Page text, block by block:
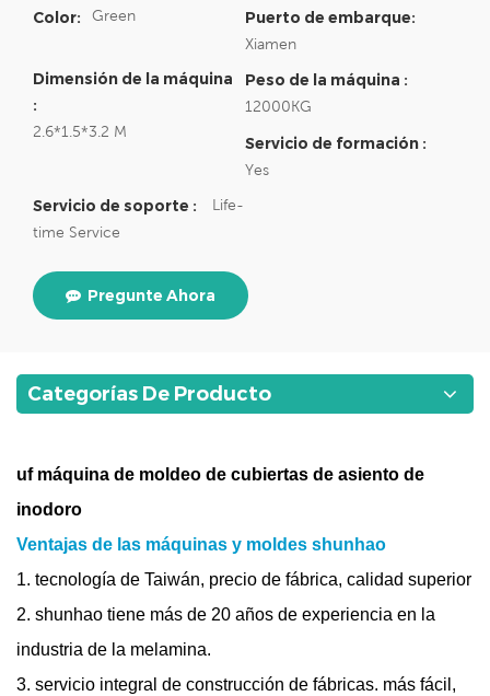
Color: Green Puerto de embarque:
Xiamen
Dimensión de la máquina
:
2.6*1.5*3.2 M
Peso de la máquina :
12000KG
Servicio de formación :
Yes
Servicio de soporte :
Life-
time Service
Pregunte Ahora
Categorías De Producto
uf máquina de moldeo de cubiertas de asiento de
inodoro
Ventajas de las máquinas y moldes shunhao
1. tecnología de Taiwán, precio de fábrica, calidad superior
2. shunhao tiene más de 20 años de experiencia en la
industria de la melamina.
3. servicio integral de construcción de fábricas. más fácil,